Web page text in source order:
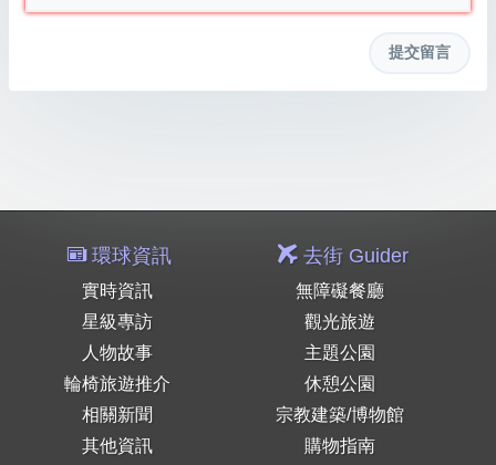
環球資訊
實時資訊
星級專訪
人物故事
輪椅旅遊推介
相關新聞
其他資訊
去街 Guider
無障礙餐廳
觀光旅遊
主題公園
休憩公園
宗教建築/博物館
購物指南